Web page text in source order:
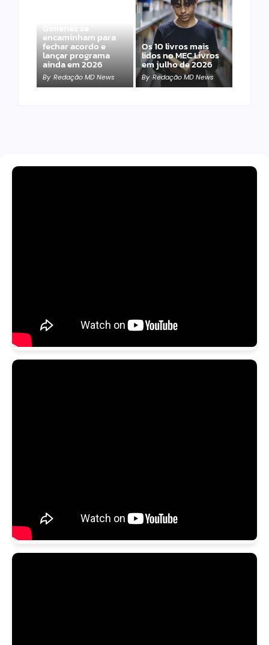
Gimenez se
encaminham para
fechar acordo e
lançar programa
ainda em 2026
By Redação MD News
Os 10 livros mais
lidos no MEC Livros
em julho de 2026
By Redação MD News